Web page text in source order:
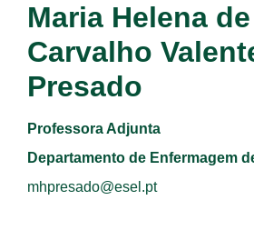
Maria Helena de
Carvalho
Presado
Professora Adjunta
Departamento de Enfermagem
mhpresado@esel.pt